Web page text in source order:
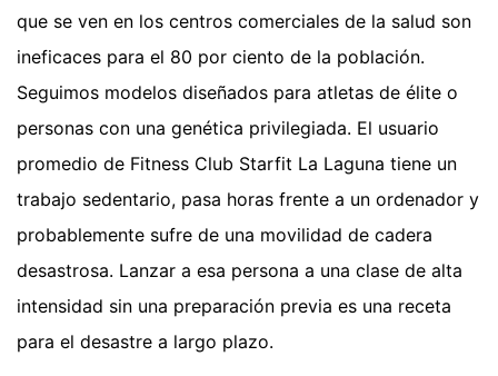
que se ven en los centros comerciales de la salud son
ineficaces para el 80 por ciento de la población.
Seguimos modelos diseñados para atletas de élite o
personas con una genética privilegiada. El usuario
promedio de Fitness Club Starfit La Laguna tiene un
trabajo sedentario, pasa horas frente a un ordenador y
probablemente sufre de una movilidad de cadera
desastrosa. Lanzar a esa persona a una clase de alta
intensidad sin una preparación previa es una receta
para el desastre a largo plazo.